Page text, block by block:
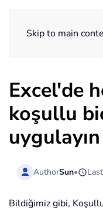
Skip to main
Excel'de
koşullu
uygulayın
AuthorSun•
Bildiğimiz gibi,